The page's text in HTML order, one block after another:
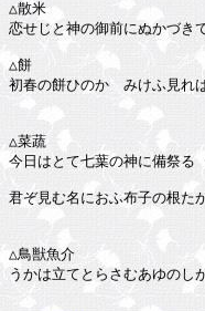
△散米
恋せじと神の御前にぬかづき
△餅
初春の餅ひのかゞみけふ見れ
（幕府年中行事
△菜蔬
今日はとて七葉の神に備祭る
君ぞ見む名におふ布子の根た
（幕府年
△鳥獣魚介
うかは立てとらさむあゆのし